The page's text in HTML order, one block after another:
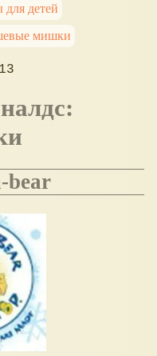
для детей
мишки
bear